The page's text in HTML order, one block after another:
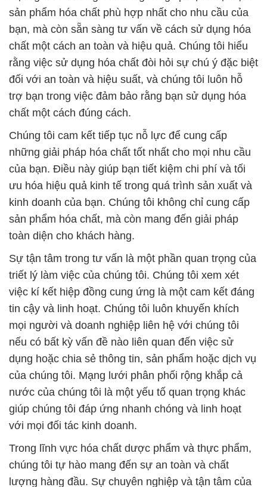
sản phẩm hóa chất phù hợp nhất cho nhu cầu của
bạn, mà còn sẵn sàng tư vấn về cách sử dụng hóa
chất một cách an toàn và hiệu quả. Chúng tôi hiểu
rằng việc sử dụng hóa chất đòi hỏi sự chú ý đặc biệt
đối với an toàn và hiệu suất, và chúng tôi luôn hỗ
trợ bạn trong việc đảm bảo rằng bạn sử dụng hóa
chất một cách đúng cách.
Chúng tôi cam kết tiếp tục nỗ lực để cung cấp
những giải pháp hóa chất tốt nhất cho mọi nhu cầu
của bạn. Điều này giúp bạn tiết kiệm chi phí và tối
ưu hóa hiệu quả kinh tế trong quá trình sản xuất và
kinh doanh của bạn. Chúng tôi không chỉ cung cấp
sản phẩm hóa chất, mà còn mang đến giải pháp
toàn diện cho khách hàng.
Sự tận tâm trong tư vấn là một phần quan trọng của
triết lý làm việc của chúng tôi. Chúng tôi xem xét
việc kí kết hiệp đồng cung ứng là một cam kết đáng
tin cậy và linh hoạt. Chúng tôi luôn khuyến khích
mọi người và doanh nghiệp liên hệ với chúng tôi
nếu có bất kỳ vấn đề nào liên quan đến việc sử
dụng hoặc chia sẻ thông tin, sản phẩm hoặc dịch vụ
của chúng tôi. Mạng lưới phân phối rộng khắp cả
nước của chúng tôi là một yếu tố quan trọng khác
giúp chúng tôi đáp ứng nhanh chóng và linh hoạt
với mọi đối tác kinh doanh.
Trong lĩnh vực hóa chất dược phẩm và thực phẩm,
chúng tôi tự hào mang đến sự an toàn và chất
lượng hàng đầu. Sự chuyên nghiệp và tận tâm của